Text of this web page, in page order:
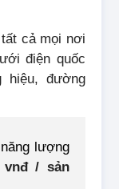
cả mọi nơi
điện quốc
hiệu, đường
lượng
vnđ / sản